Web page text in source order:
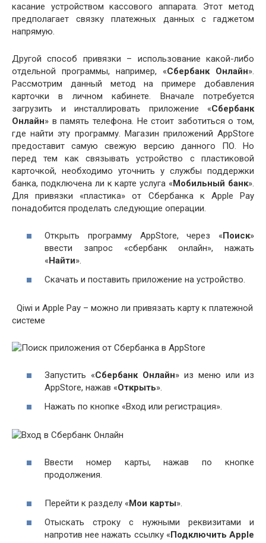
касание устройством кассового аппарата. Этот метод
предполагает связку платежных данных с гаджетом
напрямую.
Другой способ привязки – использование какой-либо
отдельной программы, например, «Сбербанк Онлайн».
Рассмотрим данный метод на примере добавления
карточки в личном кабинете. Вначале потребуется
загрузить и инсталлировать приложение «Сбербанк
Онлайн» в память телефона. Не стоит заботиться о том,
где найти эту программу. Магазин приложений AppStore
предоставит самую свежую версию данного ПО. Но
перед тем как связывать устройство с пластиковой
карточкой, необходимо уточнить у службы поддержки
банка, подключена ли к карте услуга «Мобильный банк».
Для привязки «пластика» от Сбербанка к Apple Pay
понадобится проделать следующие операции.
Открыть программу AppStore, через «Поиск»
ввести запрос «сбербанк онлайн», нажать
«Найти».
Скачать и поставить приложение на устройство.
Qiwi и Apple Pay – можно ли привязать карту к платежной
системе
Запустить «Сбербанк Онлайн» из меню или из
AppStore, нажав «Открыть».
Нажать по кнопке «Вход или регистрация».
Ввести номер карты, нажав по кнопке
продолжения.
Перейти к разделу «Мои карты».
Отыскать строку с нужными реквизитами и
напротив нее нажать ссылку «Подключить Apple